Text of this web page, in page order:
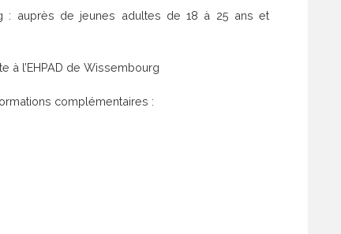
: auprès de jeunes adultes de 18 à 25 ans et
à l’EHPAD de Wissembourg
complémentaires :